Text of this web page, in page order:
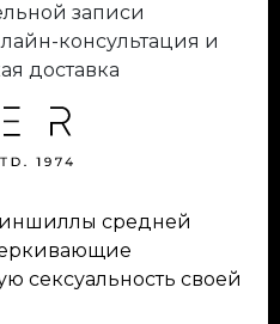
записи
консультация и
доставка
средней
сексуальность своей